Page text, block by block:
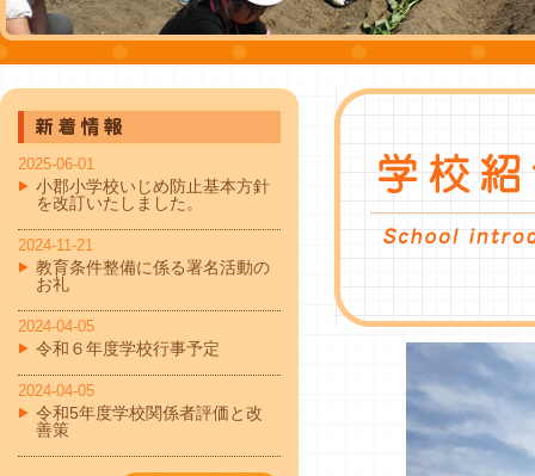
2025-06-01
小郡小学校いじめ防止基本方針
を改訂いたしました。
2024-11-21
教育条件整備に係る署名活動の
お礼
2024-04-05
令和６年度学校行事予定
2024-04-05
令和5年度学校関係者評価と改
善策